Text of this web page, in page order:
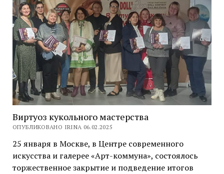
Виртуоз кукольного мастерства
ОПУБЛИКОВАНО IRINA 06.02.2025
25 января в Москве, в Центре современного
искусства и галерее «Арт-коммуна», состоялось
торжественное закрытие и подведение итогов